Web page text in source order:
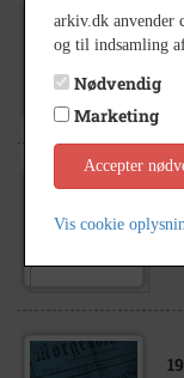
arkiv.dk anvender
og til indsamling
Nødvendig
Marketing
Accepter
Vis cookie